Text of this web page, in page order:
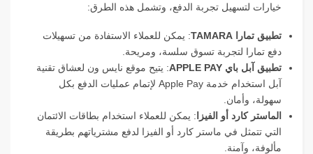
خيارات لتسهيل تجربة الدفع، وتشمل هذه الطرق:
تطبيق تمارا TAMARA
: يمكن للعملاء الاستفادة من تسهيلات
دفع تمارا لتجربة تسوق سلسة، ومريحة.
تطبيق آبل باي APPLE PAY
: يتيح موقع نايس ون لعشاق تقنية
آبل استخدام خدمة Apple Pay لإتمام عمليات الدفع بكل
سهولة، وأمان.
الماستر كارد أو الفيزا : يمكن للعملاء استخدام بطاقات الائتمان
التي تتمثل في ماستر كارد أو الفيزا لدفع مشترياتهم بطريقة
مألوفة، وآمنة.